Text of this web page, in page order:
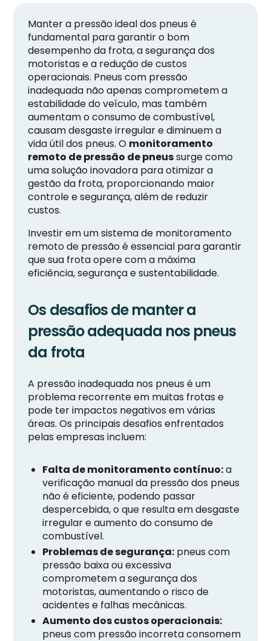
Manter a pressão ideal dos pneus é
fundamental para garantir o bom
desempenho da frota, a segurança dos
motoristas e a redução de custos
operacionais. Pneus com pressão
inadequada não apenas comprometem a
estabilidade do veículo, mas também
aumentam o consumo de combustível,
causam desgaste irregular e diminuem a
vida útil dos pneus. O monitoramento
remoto de pressão de pneussurge como
uma solução inovadora para otimizar a
gestão da frota, proporcionando maior
controle e segurança, além de reduzir
custos.
Investir em um sistema de monitoramento
remoto de pressão é essencial para garantir
que sua frota opere com a máxima
eficiência, segurança e sustentabilidade.
Os desafios de manter a
pressão adequada nos pneus
da frota
A pressão inadequada nos pneus é um
problema recorrente em muitas frotas e
pode ter impactos negativos em várias
áreas. Os principais desafios enfrentados
pelas empresas incluem:
Falta de monitoramento contínuo:a
verificação manual da pressão dos pneus
não é eficiente, podendo passar
despercebida, o que resulta em desgaste
irregular e aumento do consumo de
combustível.
Problemas de segurança: pneus com
pressão baixa ou excessiva
comprometem a segurança dos
motoristas, aumentando o risco de
acidentes e falhas mecânicas.
Aumento dos custos operacionais:
pneus com pressão incorreta consomem